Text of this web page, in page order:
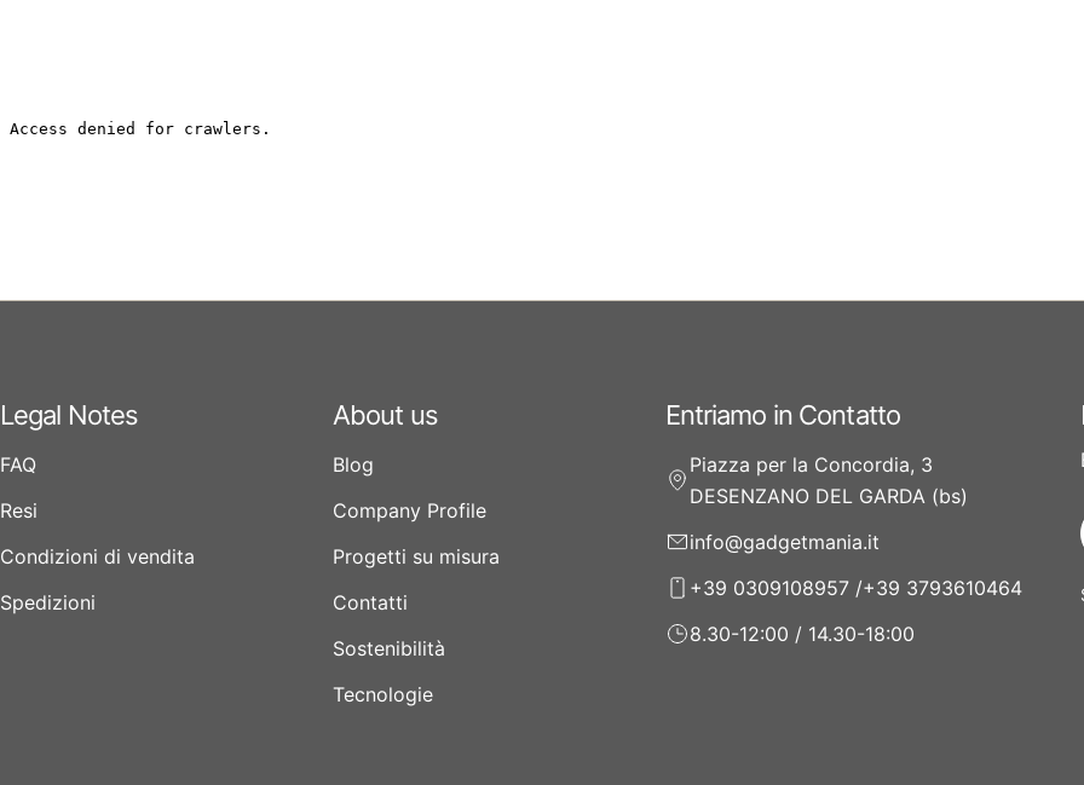
Legal Notes
FAQ
Resi
Condizioni di vendita
Spedizioni
About us
Blog
Company Profile
Progetti su misura
Contatti
Sostenibilità
Tecnologie
Entriamo in Contatto
Piazza per la Concordia, 3
DESENZANO DEL GARDA (bs)
info@gadgetmania.it
+39 0309108957 /+39 3793610464
8.30-12:00 / 14.30-18:00